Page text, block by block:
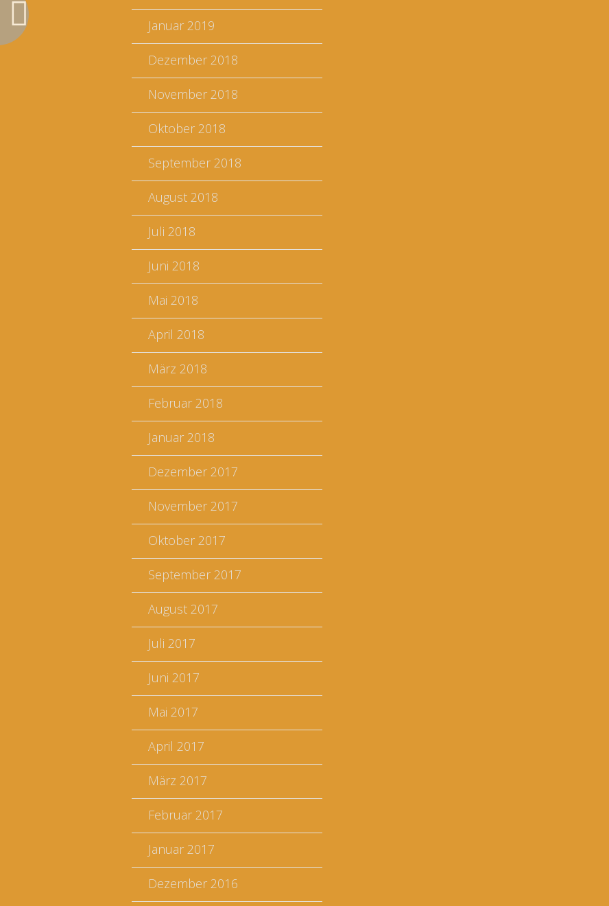
Januar 2019
Dezember 2018
November 2018
Oktober 2018
September 2018
August 2018
Juli 2018
Juni 2018
Mai 2018
April 2018
März 2018
Februar 2018
Januar 2018
Dezember 2017
November 2017
Oktober 2017
September 2017
August 2017
Juli 2017
Juni 2017
Mai 2017
April 2017
März 2017
Februar 2017
Januar 2017
Dezember 2016